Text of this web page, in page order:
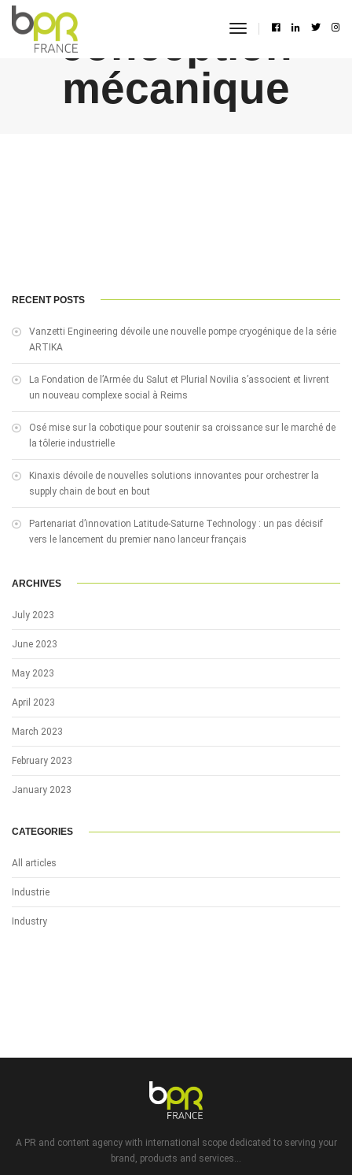
toggle
conception
mécanique
RECENT POSTS
Vanzetti Engineering dévoile une nouvelle pompe cryogénique de la série
ARTIKA
La Fondation de l’Armée du Salut et Plurial Novilia s’associent et livrent
un nouveau complexe social à Reims
Osé mise sur la cobotique pour soutenir sa croissance sur le marché de
la tôlerie industrielle
Kinaxis dévoile de nouvelles solutions innovantes pour orchestrer la
supply chain de bout en bout
Partenariat d’innovation Latitude-Saturne Technology : un pas décisif
vers le lancement du premier nano lanceur français
ARCHIVES
July 2023
June 2023
May 2023
April 2023
March 2023
February 2023
January 2023
CATEGORIES
All articles
Industrie
Industry
A PR and content agency with international scope dedicated to serving your
brand, products and services...